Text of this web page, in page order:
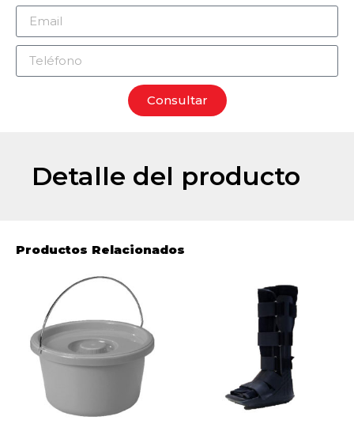
Consultar
Detalle del producto
Productos Relacionados